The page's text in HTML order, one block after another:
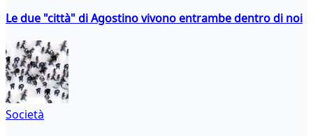
Le due "città" di Agostino vivono entrambe dentro di noi
Società